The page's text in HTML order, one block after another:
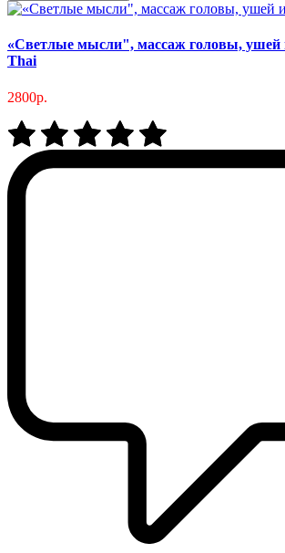
«Светлые мысли", массаж головы, ушей
Thai
2800р.